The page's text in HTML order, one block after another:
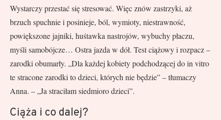
Wystarczy przestać się stresować. Więc znów zastrzyki, aż
brzuch spuchnie i posinieje, ból, wymioty, niestrawność,
powiększone jajniki, huśtawka nastrojów, wybuchy płaczu,
myśli samobójcze… Ostra jazda w dół. Test ciążowy i rozpacz –
zarodki obumarły. „Dla każdej kobiety podchodzącej do in vitro
te stracone zarodki to dzieci, których nie będzie” – tłumaczy
Anna. – „Ja straciłam siedmioro dzieci”.
Ciąża i co dalej?